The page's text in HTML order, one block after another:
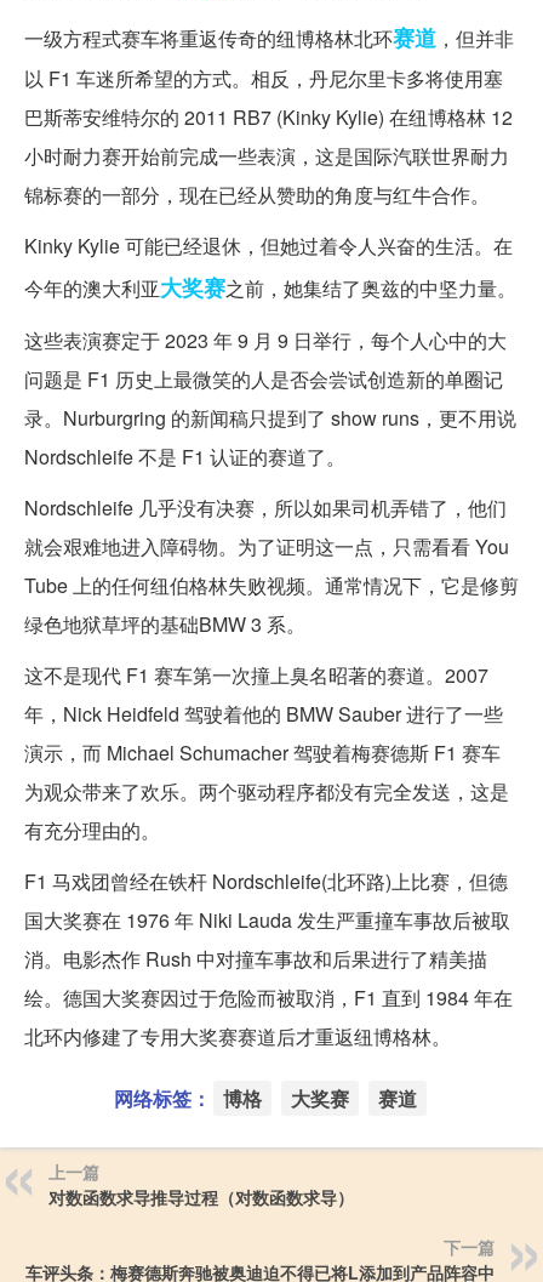
一级方程式赛车将重返传奇的纽博格林北环赛道 ，但并非
以 F1 车迷所希望的方式。相反，丹尼尔里卡多将使用塞
巴斯蒂安维特尔的 2011 RB7 (Kinky Kylie) 在纽博格林 12
小时耐力赛开始前完成一些表演，这是国际汽联世界耐力
锦标赛的一部分，现在已经从赞助的角度与红牛合作。
Kinky Kylie 可能已经退休，但她过着令人兴奋的生活。在
今年的澳大利亚大奖赛之前，她集结了奥兹的中坚力量。
这些表演赛定于 2023 年 9 月 9 日举行，每个人心中的大
问题是 F1 历史上最微笑的人是否会尝试创造新的单圈记
录。Nurburgring 的新闻稿只提到了 show runs，更不用说
Nordschleife 不是 F1 认证的赛道了。
Nordschleife 几乎没有决赛，所以如果司机弄错了，他们
就会艰难地进入障碍物。为了证明这一点，只需看看 You
Tube 上的任何纽伯格林失败视频。通常情况下，它是修剪
绿色地狱草坪的基础BMW 3 系。
这不是现代 F1 赛车第一次撞上臭名昭著的赛道。2007
年，Nick Heidfeld 驾驶着他的 BMW Sauber 进行了一些
演示，而 Michael Schumacher 驾驶着梅赛德斯 F1 赛车
为观众带来了欢乐。两个驱动程序都没有完全发送，这是
有充分理由的。
F1 马戏团曾经在铁杆 Nordschleife(北环路)上比赛，但德
国大奖赛在 1976 年 Niki Lauda 发生严重撞车事故后被取
消。电影杰作 Rush 中对撞车事故和后果进行了精美描
绘。德国大奖赛因过于危险而被取消，F1 直到 1984 年在
北环内修建了专用大奖赛赛道后才重返纽博格林。
网络标签： 博格 大奖赛 赛道
上一篇
对数函数求导推导过程（对数函数求导）
下一篇
车评头条：梅赛德斯奔驰被奥迪迫不得已将L添加到产品阵容中